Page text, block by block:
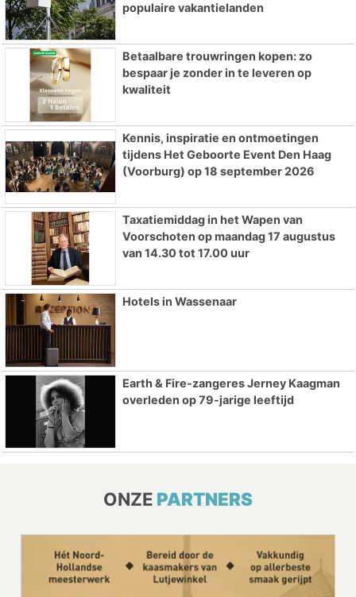
populaire vakantielanden
Betaalbare trouwringen kopen: zo
bespaar je zonder in te leveren op
kwaliteit
Kennis, inspiratie en ontmoetingen
tijdens Het Geboorte Event Den Haag
(Voorburg) op 18 september 2026
Taxatiemiddag in het Wapen van
Voorschoten op maandag 17 augustus
van 14.30 tot 17.00 uur
Hotels in Wassenaar
Earth & Fire-zangeres Jerney Kaagman
overleden op 79-jarige leeftijd
ONZE PARTNERS